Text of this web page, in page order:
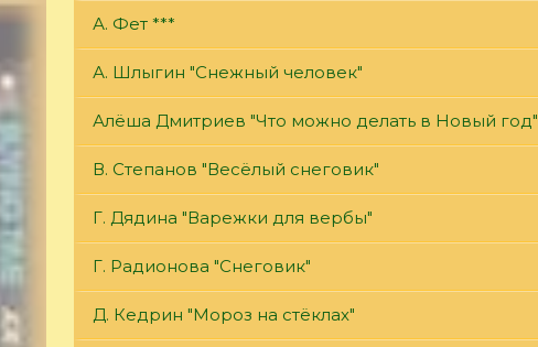
А. Фет ***
А. Шлыгин "Снежный человек"
Алёша Дмитриев "Что можно делать в Новый год"
В. Степанов "Весёлый снеговик"
Г. Дядина "Варежки для вербы"
Г. Радионова "Снеговик"
Д. Кедрин "Мороз на стёклах"